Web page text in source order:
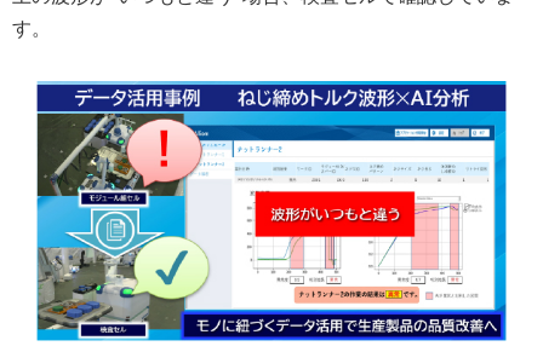
す。